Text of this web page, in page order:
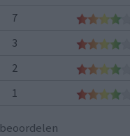
7
3
2
1